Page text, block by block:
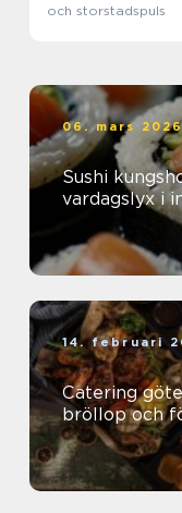
och storstadspuls
06. mars
Sushi kungsholmen
vardagslyx i
14. februari
Catering göteborg smarta
bröllop och